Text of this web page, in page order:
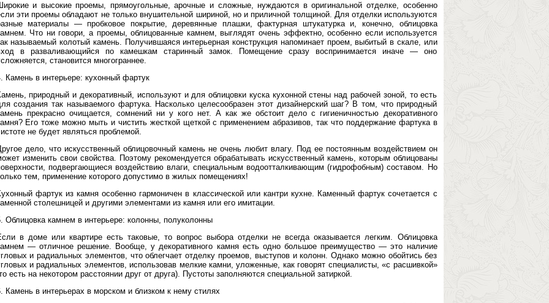
и высокие проемы, прямоугольные, арочные и сложные, нуждаются в оригинальной отделке, особенно
эти проемы обладают не только внушительной шириной, но и приличной толщиной. Для отделки используются
материалы — пробковое покрытие, деревянные плашки, фактурная штукатурка и, конечно, облицовка
Что ни говори, а проемы, облицованные камнем, выглядят очень эффектно, особенно если используется
называемый колотый камень. Получившаяся интерьерная конструкция напоминает проем, выбитый в скале, или
в разваливающийся по камешкам старинный замок. Помещение сразу воспринимается иначе — оно
становится многограннее.
Камень в интерьере: кухонный фартук
природный и декоративный, используют и для облицовки куска кухонной стены над рабочей зоной, то есть
создания так называемого фартука. Насколько целесообразен этот дизайнерский шаг? В том, что природный
прекрасно очищается, сомнений ни у кого нет. А как же обстоит дело с гигиеничностью декоративного
Его тоже можно мыть и чистить жесткой щеткой с применением абразивов, так что поддержание фартука в
не будет являться проблемой.
дело, что искусственный облицовочный камень не очень любит влагу. Под ее постоянным воздействием он
изменить свои свойства. Поэтому рекомендуется обрабатывать искусственный камень, которым облицованы
подвергающиеся воздействию влаги, специальным водоотталкивающим (гидрофобным) составом. Но
тем, применение которого допустимо в жилых помещениях!
фартук из камня особенно гармоничен в классической или кантри кухне. Каменный фартук сочетается с
столешницей и другими элементами из камня или его имитации.
Облицовка камнем в интерьере: колонны, полуколонны
в доме или квартире есть таковые, то вопрос выбора отделки не всегда оказывается легким. Облицовка
— отличное решение. Вообще, у декоративного камня есть одно большое преимущество — это наличие
и радиальных элементов, что облегчает отделку проемов, выступов и колонн. Однако можно обойтись без
и радиальных элементов, использовав мелкие камни, уложенные, как говорят специалисты, «с расшивкой»
есть на некотором расстоянии друг от друга). Пустоты заполняются специальной затиркой.
Камень в интерьерах в морском и близком к нему стилях